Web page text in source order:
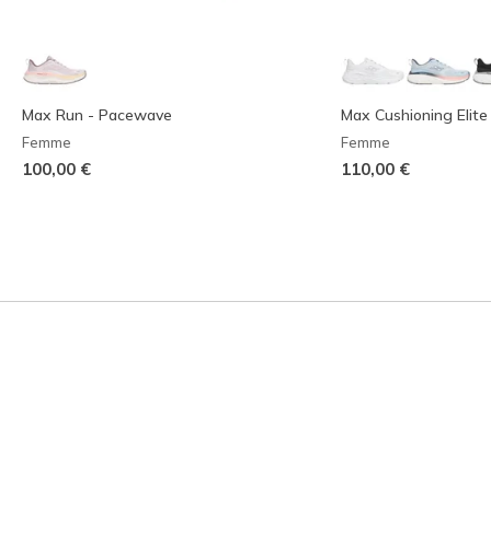
Max Run - Pacewave
Femme
100,00 €
Max Cushioning Elite
Femme
110,00 €